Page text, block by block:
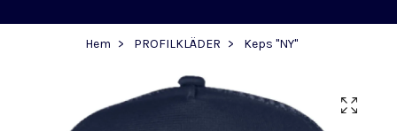
Hem PROFILKLÄDER Keps "NY"